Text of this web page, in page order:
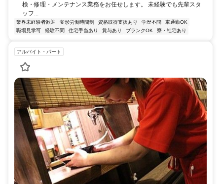
検・修理・メンテナンス業務をお任せします。 未経験でも先輩スタ
ッフ...
業界未経験者歓迎 変形労働時間制 資格取得支援あり 学歴不問
車通勤OK
職場見学可
経験不問 住宅手当あり 賞与あり ブランクOK 寮・社宅あり
アルバイト・パート